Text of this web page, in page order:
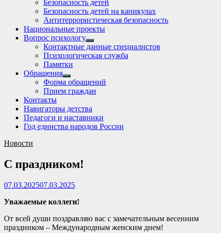
Безопасность детей
Безопасность детей на каникулах
Антитеррористическая безопасность
Национальные проекты
Вопрос психологу
Show
sub
menu
Контактные данные специалистов
Психологическая служба
Памятки
Обращения
Show
sub
menu
Форма обращений
Прием граждан
Контакты
Навигаторы детства
Педагоги и наставники
Год единства народов России
Новости
С праздником!
07.03.202507.03.2025
Уважаемые коллеги!
От всей души поздравляю вас с замечательным весенним
праздником – Международным женским днем!